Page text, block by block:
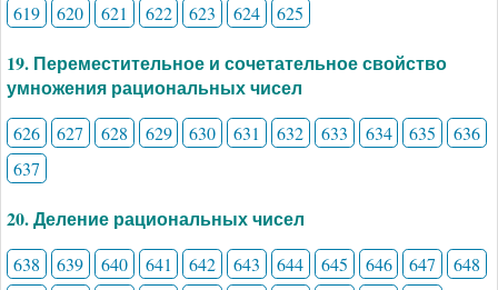
619
620 621 622 623 624 625
19. Переместительное и сочетательное свойство
умножения рациональных чисел
626 627 628 629 630 631 632 633 634 635
636
637
20. Деление рациональных чисел
638 639 640 641 642 643 644 645 646 647
648